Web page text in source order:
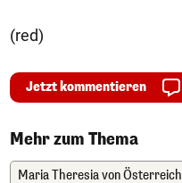
(red)
Jetzt kommentieren
Mehr zum Thema
Maria Theresia von Österreich